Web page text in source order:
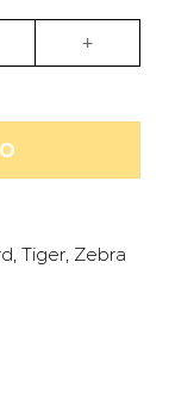
Tiger, Zebra